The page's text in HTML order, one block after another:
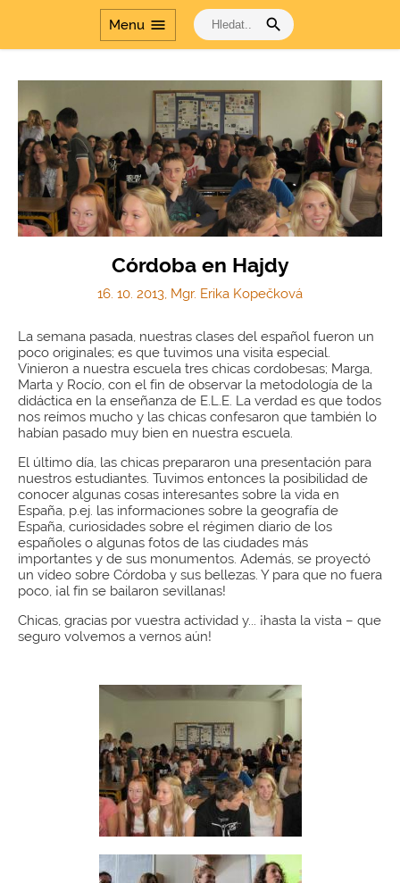
Menu menu search
Córdoba en Hajdy
16. 10. 2013, Mgr. Erika Kopečková
La semana pasada, nuestras clases del español fueron un
poco originales; es que tuvimos una visita especial.
Vinieron a nuestra escuela tres chicas cordobesas; Marga,
Marta y Rocío, con el fin de observar la metodología de la
didáctica en la enseñanza de E.L.E. La verdad es que todos
nos reímos mucho y las chicas confesaron que también lo
habían pasado muy bien en nuestra escuela.
El último día, las chicas prepararon una presentación para
nuestros estudiantes. Tuvimos entonces la posibilidad de
conocer algunas cosas interesantes sobre la vida en
España, p.ej. las informaciones sobre la geografía de
España, curiosidades sobre el régimen diario de los
españoles o algunas fotos de las ciudades más
importantes y de sus monumentos. Además, se proyectó
un vídeo sobre Córdoba y sus bellezas. Y para que no fuera
poco, ¡al fin se bailaron sevillanas!
Chicas, gracias por vuestra actividad y... ¡hasta la vista – que
seguro volvemos a vernos aún!